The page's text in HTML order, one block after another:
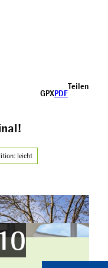
GPXPDF
Teilen
leicht